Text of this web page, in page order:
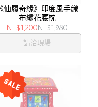
《仙履奇緣》印度風手織
布繡花腰枕
NT$1,200NT$1,980
請洽現場